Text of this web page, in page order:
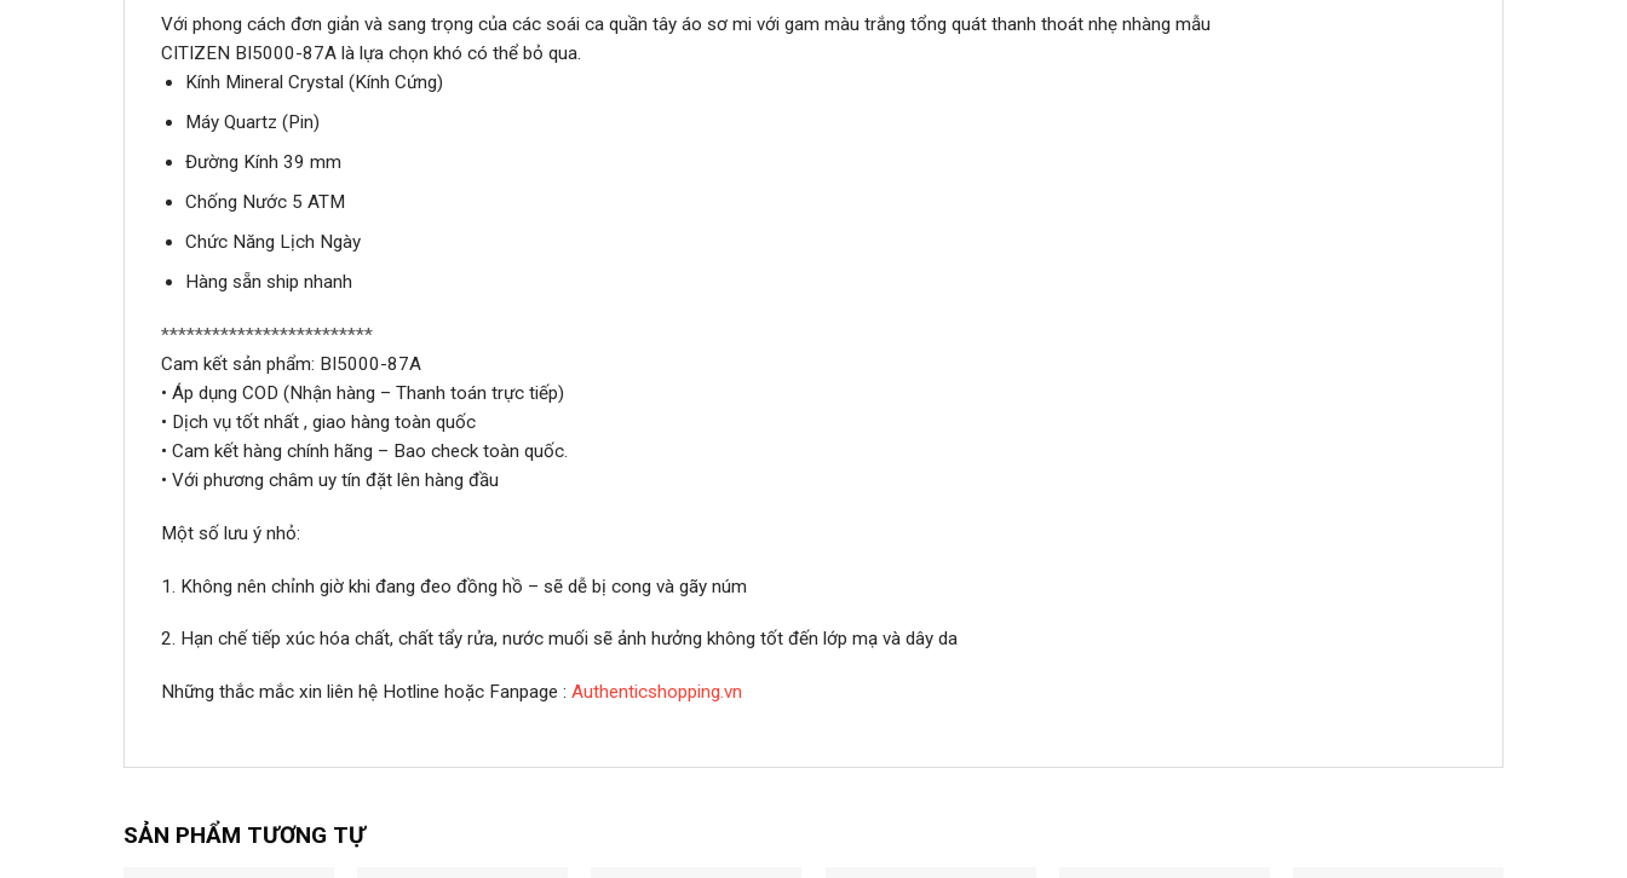
Với phong cách đơn giản và sang trọng của các soái ca quần tây áo sơ mi với gam màu trắng tổng quát thanh thoát nhẹ nhàng mẫu
CITIZEN BI5000-87A là lựa chọn khó có thể bỏ qua.
Kính Mineral Crystal (Kính Cứng)
Máy Quartz (Pin)
Đường Kính 39 mm
Chống Nước 5 ATM
Chức Năng Lịch Ngày
Hàng sẵn ship nhanh
*************************
Cam kết sản phẩm: BI5000-87A
• Áp dụng COD (Nhận hàng – Thanh toán trực tiếp)
• Dịch vụ tốt nhất , giao hàng toàn quốc
• Cam kết hàng chính hãng – Bao check toàn quốc.
• Với phương châm uy tín đặt lên hàng đầu
Một số lưu ý nhỏ:
1. Không nên chỉnh giờ khi đang đeo đồng hồ – sẽ dễ bị cong và gãy núm
2. Hạn chế tiếp xúc hóa chất, chất tẩy rửa, nước muối sẽ ảnh hưởng không tốt đến lớp mạ và dây da
Những thắc mắc xin liên hệ Hotline hoặc Fanpage : Authenticshopping.vn
SẢN PHẨM TƯƠNG TỰ